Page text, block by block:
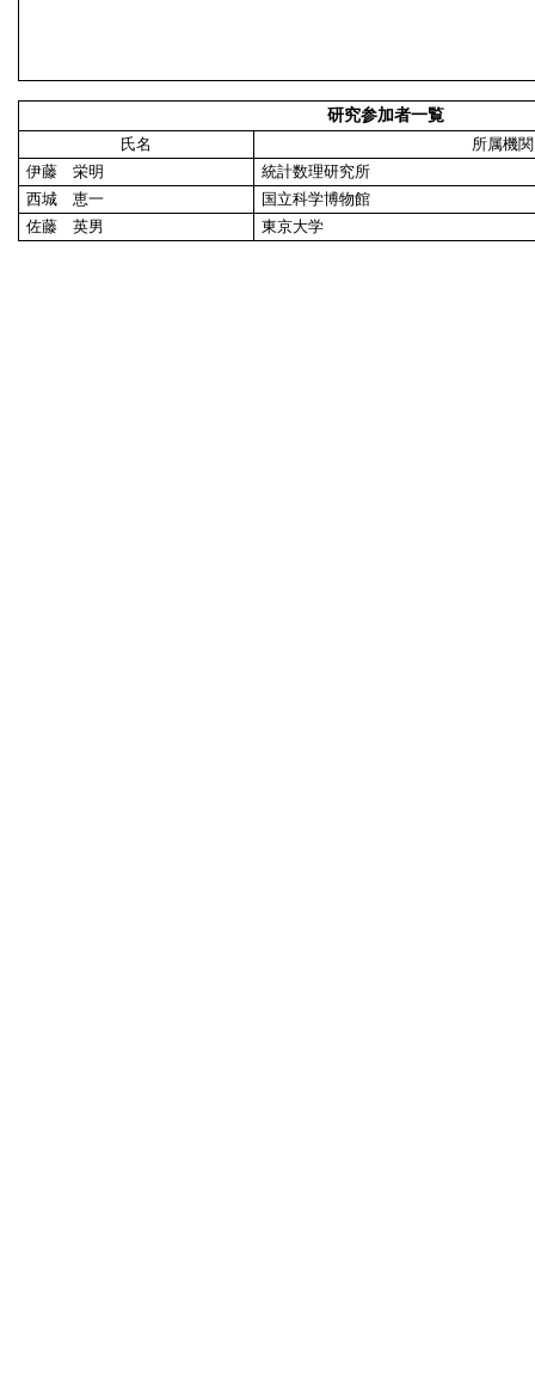
研究参加者一覧
氏名
所属機関
伊藤 栄明
統計数理研究所
西城 恵一
国立科学博物館
佐藤 英男
東京大学